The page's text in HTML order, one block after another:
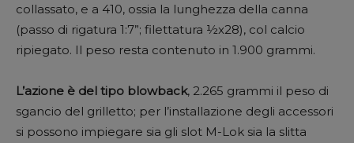
collassato, e a 410, ossia la lunghezza della canna
(passo di rigatura 1:7”; filettatura ½x28), col calcio
ripiegato. Il peso resta contenuto in 1.900 grammi.
L’azione è del tipo blowback, 2.265 grammi il peso di
sgancio del grilletto; per l’installazione degli accessori
si possono impiegare sia gli slot M-Lok sia la slitta